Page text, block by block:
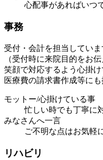
心配事があればいつ
事務
受付・会計を担当していま
（受付時に来院目的をお伝
笑顔で対応するよう心掛け
医療費の請求書作成等にも
モットー/心掛けている事
忙しい時でも丁寧に
みなさんへ一言
ご不明な点はお気軽
リハビリ